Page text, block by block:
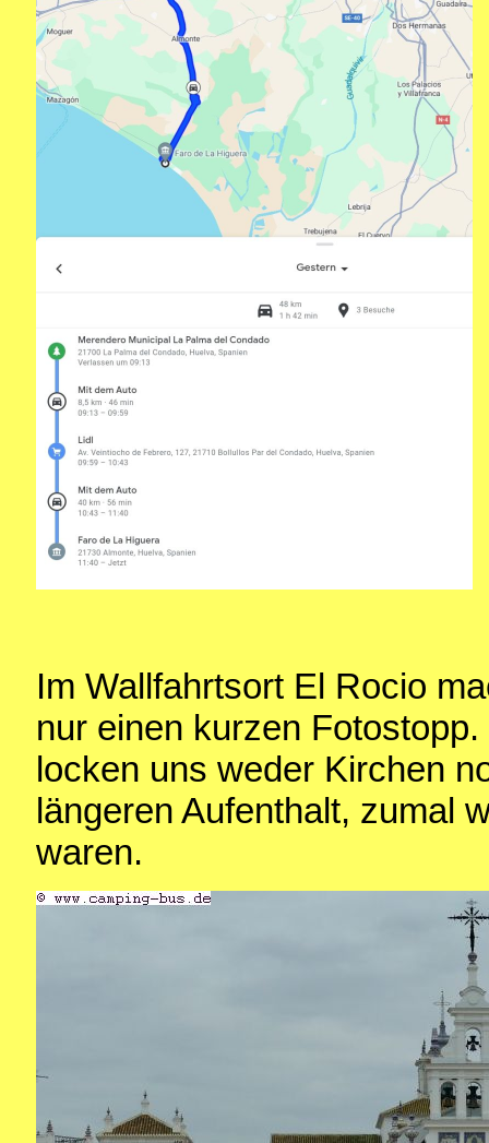
Im Wallfahrtsort El Rocio
nur einen kurzen
locken uns weder Kirchen
längeren Aufenthalt, zumal
waren.